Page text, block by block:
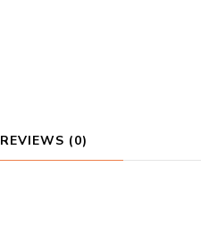
REVIEWS (0)